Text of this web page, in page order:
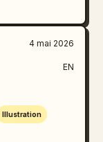
légendaire.
noir
scènes,
4 mai 2026
EN
Illustration